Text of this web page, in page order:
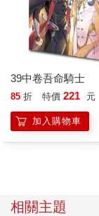
39中卷吾命騎士
85 折 特價 221 元
加入購物車
相關主題